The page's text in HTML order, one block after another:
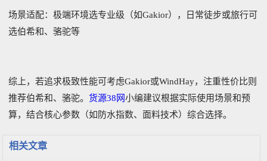
‌场景适配‌：极端环境选专业级（如Gakior），日常徒步或旅行可
选伯希和、骆驼等‌
综上，若追求极致性能可考虑Gakior或WindHay，注重性价比则
推荐伯希和、骆驼。货源38网小编建议根据实际使用场景和预
算，结合核心参数（如防水指数、面料技术）综合选择。
相关文章